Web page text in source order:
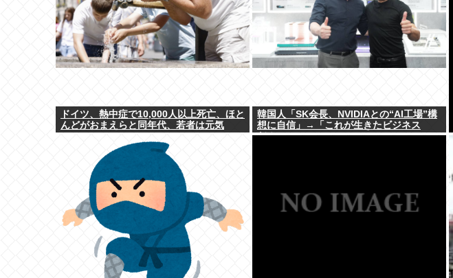
ドイツ、熱中症で10,000人以上死亡、ほと
んどがおまえらと同年代、若者は元気
韓国人「SK会長、NVIDIAとの“AI工場”構
想に自信」→「これが生きたビジネス
だ！」